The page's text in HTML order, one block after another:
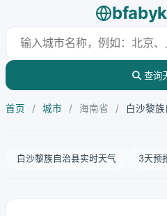
查询
首页 / 城市 / 海南省 / 白沙黎
白沙黎族自治县实时天气 3天预